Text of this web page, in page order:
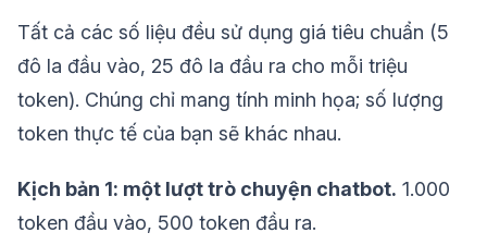
Tất cả các số liệu đều sử dụng giá tiêu chuẩn (5
đô la đầu vào, 25 đô la đầu ra cho mỗi triệu
token). Chúng chỉ mang tính minh họa; số lượng
token thực tế của bạn sẽ khác nhau.
Kịch bản 1: một lượt trò chuyện chatbot. 1.000
token đầu vào, 500 token đầu ra.